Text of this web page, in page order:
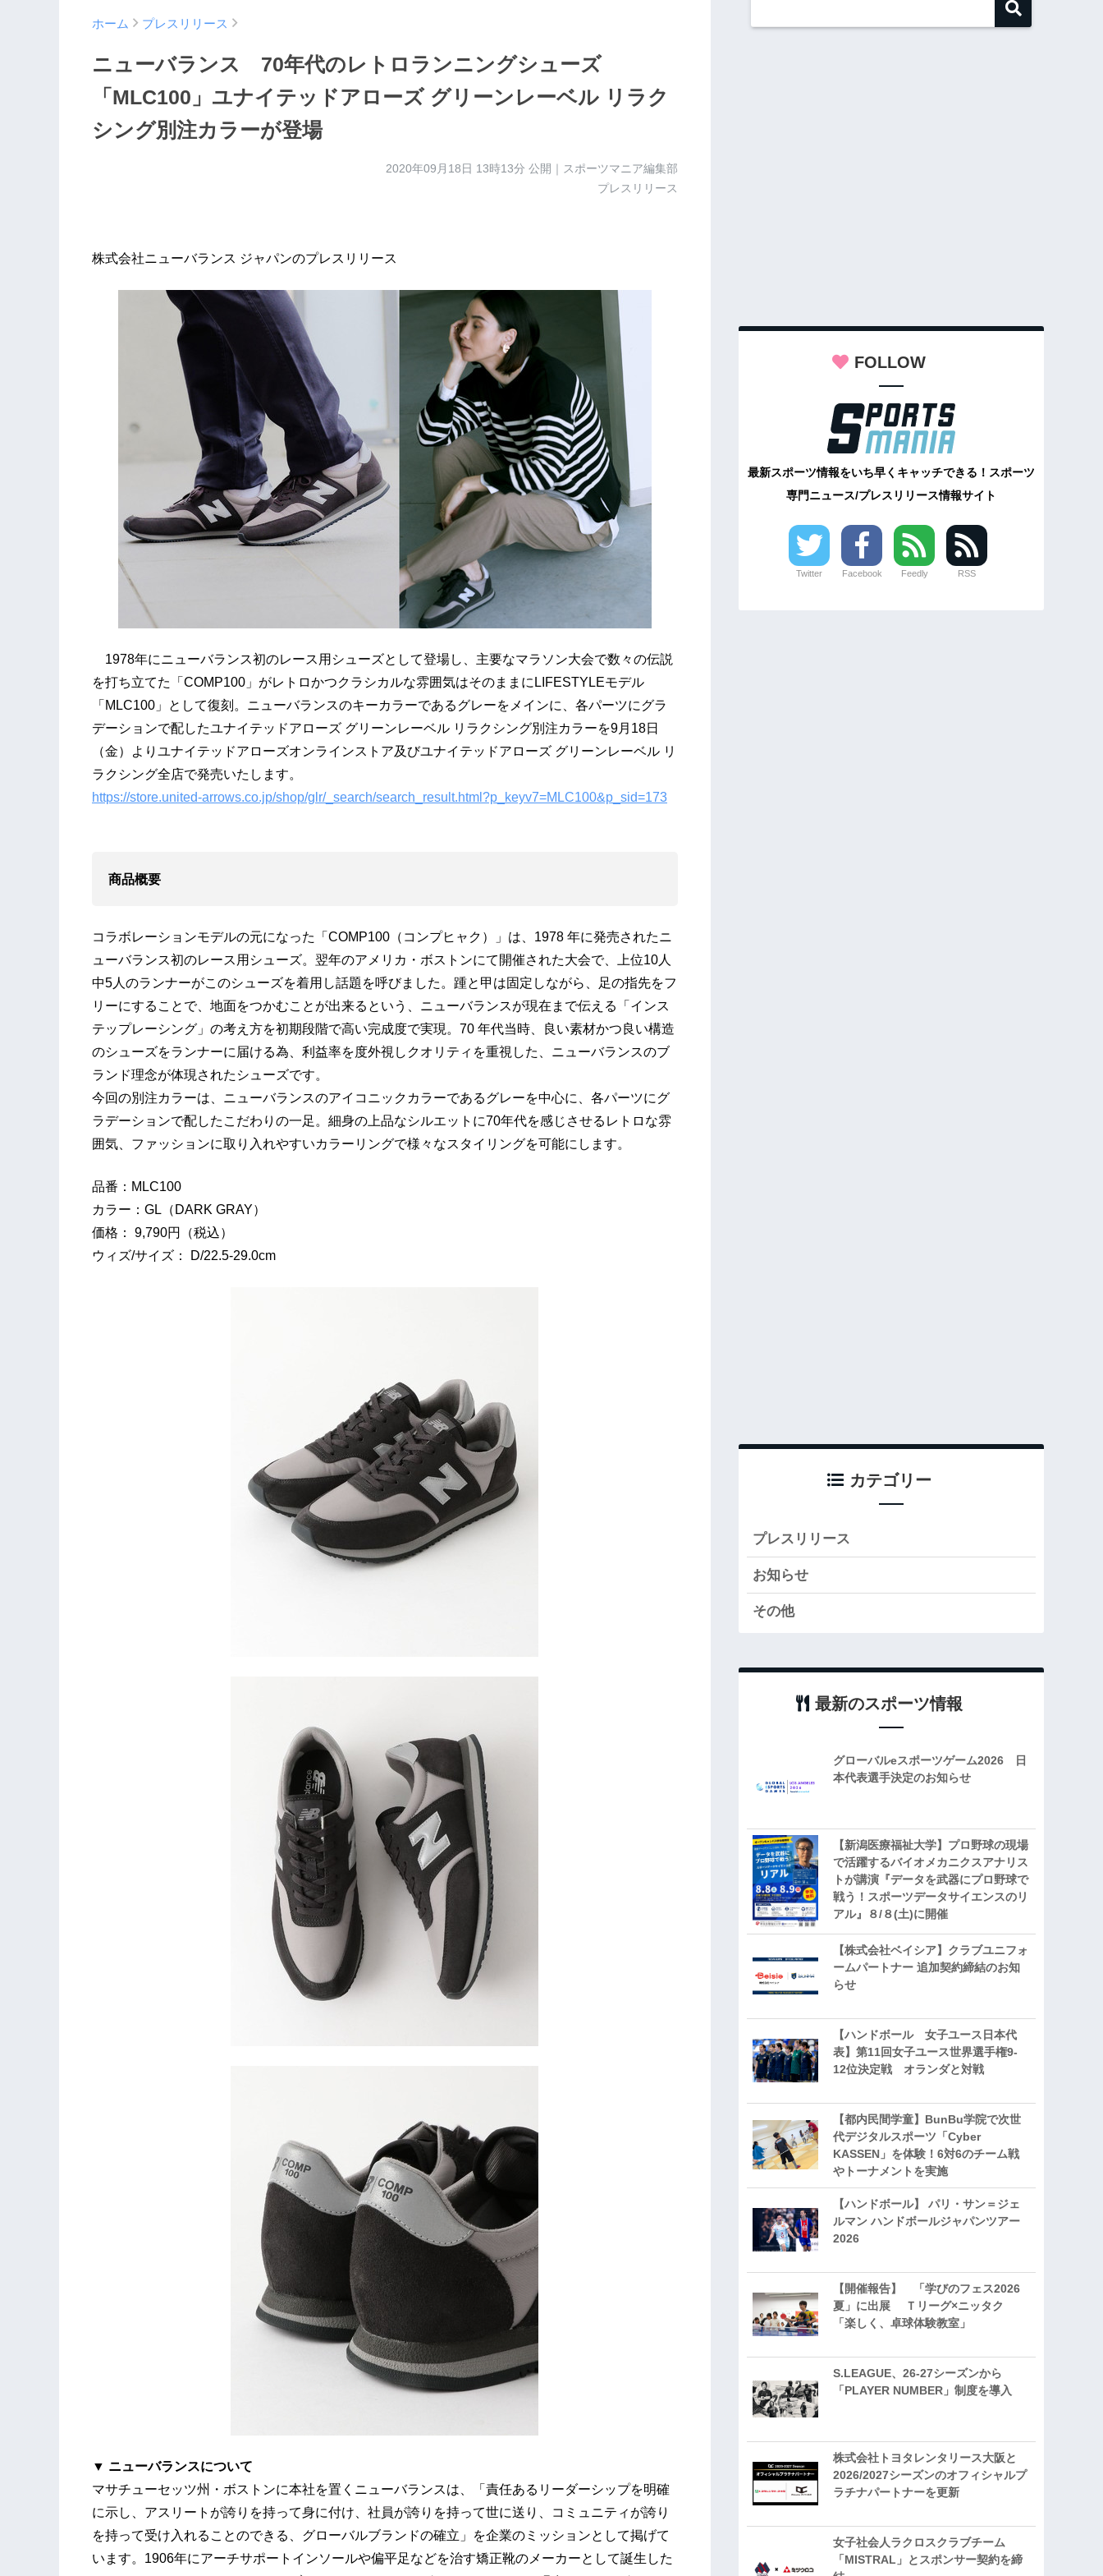
ホーム プレスリリース
ニューバランス 70年代のレトロランニングシューズ
「MLC100」ユナイテッドアローズ グリーンレーベル リラク
シング別注カラーが登場
2020年09月18日 13時13分 公開｜スポーツマニア編集部
プレスリリース
株式会社ニューバランス ジャパンのプレスリリース
1978年にニューバランス初のレース用シューズとして登場し、主要なマラソン大会で数々の伝説
を打ち立てた「COMP100」がレトロかつクラシカルな雰囲気はそのままにLIFESTYLEモデル
「MLC100」として復刻。ニューバランスのキーカラーであるグレーをメインに、各パーツにグラ
デーションで配したユナイテッドアローズ グリーンレーベル リラクシング別注カラーを9月18日
（金）よりユナイテッドアローズオンラインストア及びユナイテッドアローズ グリーンレーベル リ
ラクシング全店で発売いたします。
https://store.united-arrows.co.jp/shop/glr/_search/search_result.html?p_keyv7=MLC100&p_sid=173
商品概要
コラボレーションモデルの元になった「COMP100（コンプヒャク）」は、1978 年に発売されたニ
ューバランス初のレース用シューズ。翌年のアメリカ・ボストンにて開催された大会で、上位10人
中5人のランナーがこのシューズを着用し話題を呼びました。踵と甲は固定しながら、足の指先をフ
リーにすることで、地面をつかむことが出来るという、ニューバランスが現在まで伝える「インス
テップレーシング」の考え方を初期段階で高い完成度で実現。70 年代当時、良い素材かつ良い構造
のシューズをランナーに届ける為、利益率を度外視しクオリティを重視した、ニューバランスのブ
ランド理念が体現されたシューズです。
今回の別注カラーは、ニューバランスのアイコニックカラーであるグレーを中心に、各パーツにグ
ラデーションで配したこだわりの一足。細身の上品なシルエットに70年代を感じさせるレトロな雰
囲気、ファッションに取り入れやすいカラーリングで様々なスタイリングを可能にします。
品番：MLC100
カラー：GL（DARK GRAY）
価格： 9,790円（税込）
ウィズ/サイズ： D/22.5-29.0cm
▼ ニューバランスについて
マサチューセッツ州・ボストンに本社を置くニューバランスは、「責任あるリーダーシップを明確
に示し、アスリートが誇りを持って身に付け、社員が誇りを持って世に送り、コミュニティが誇り
を持って受け入れることのできる、グローバルブランドの確立」を企業のミッションとして掲げて
います。1906年にアーチサポートインソールや偏平足などを治す矯正靴のメーカーとして誕生した
FOLLOW
最新スポーツ情報をいち早くキャッチできる！スポーツ
専門ニュース/プレスリリース情報サイト
Twitter Facebook Feedly RSS
カテゴリー
プレスリリース
お知らせ
その他
最新のスポーツ情報
グローバルeスポーツゲーム2026 日
本代表選手決定のお知らせ
【新潟医療福祉大学】プロ野球の現場
で活躍するバイオメカニクスアナリス
トが講演『データを武器にプロ野球で
戦う！スポーツデータサイエンスのリ
アル』８/８(土)に開催
【株式会社ベイシア】クラブユニフォ
ームパートナー 追加契約締結のお知
らせ
【ハンドボール 女子ユース日本代
表】第11回女子ユース世界選手権9-
12位決定戦 オランダと対戦
【都内民間学童】BunBu学院で次世
代デジタルスポーツ「Cyber
KASSEN」を体験！6対6のチーム戦
やトーナメントを実施
【ハンドボール】 パリ・サン＝ジェ
ルマン ハンドボールジャパンツアー
2026
【開催報告】 「学びのフェス2026
夏」に出展 Ｔリーグ×ニッタク
「楽しく、卓球体験教室」
S.LEAGUE、26-27シーズンから
「PLAYER NUMBER」制度を導入
株式会社トヨタレンタリース大阪と
2026/2027シーズンのオフィシャルプ
ラチナパートナーを更新
女子社会人ラクロスクラブチーム
「MISTRAL」とスポンサー契約を締